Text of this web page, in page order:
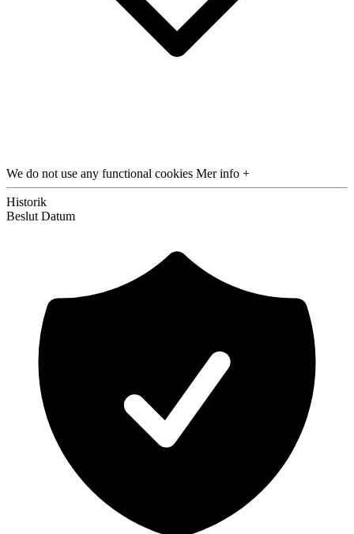
We do not use any functional cookies Mer info +
Historik
Beslut Datum